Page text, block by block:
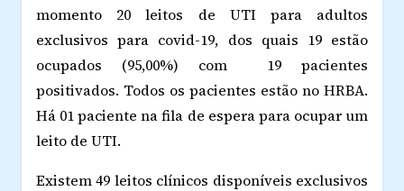
momento 20 leitos de UTI para adultos
exclusivos para covid-19, dos quais 19 estão
ocupados (95,00%) com 19 pacientes
positivados. Todos os pacientes estão no HRBA.
Há 01 paciente na fila de espera para ocupar um
leito de UTI.
Existem 49 leitos clínicos disponíveis exclusivos